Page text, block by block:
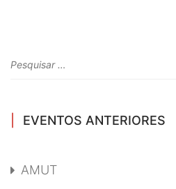
EVENTOS ANTERIORES
AMUT